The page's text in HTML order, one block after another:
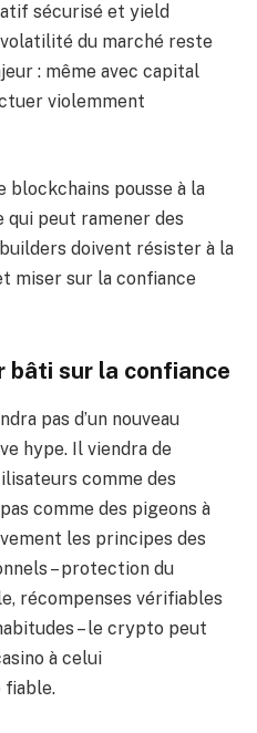
sécurisé et yield
du marché reste
: même avec capital
violemment
blockchains pousse à la
qui peut ramener des
doivent résister à la
miser sur la confiance
bâti sur la confiance
pas d’un nouveau
hype. Il viendra de
comme des
comme des pigeons à
les principes des
– protection du
récompenses vérifiables
– le crypto peut
à celui
fiable.